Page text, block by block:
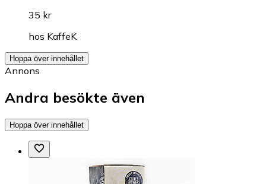
35 kr
hos KaffeK
Hoppa över innehållet
Annons
Andra besökte även
Hoppa över innehållet